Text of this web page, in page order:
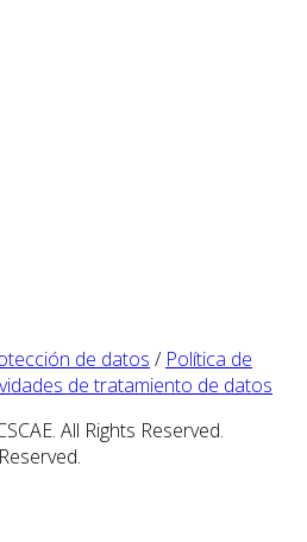
de datos / Política de
de tratamiento de datos
All Rights Reserved.